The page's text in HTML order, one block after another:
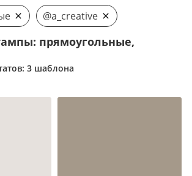
@a_creative
прямоугольные,
3 шаблона